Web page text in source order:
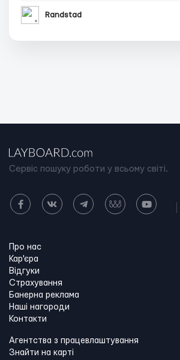
Randstad
Сервіс пошуку роботи у всьому світі.
Про нас
Кар'єра
Відгуки
Страхування
Банерна реклама
Наші нагороди
Контакти
Агентства з працевлаштування
Знайти на карті